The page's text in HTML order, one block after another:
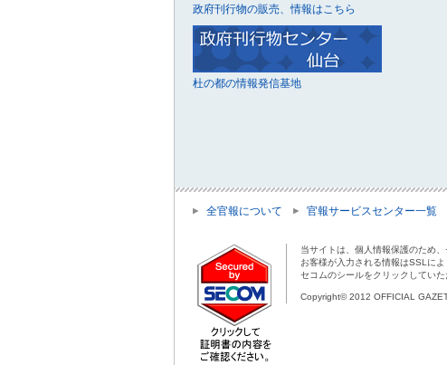
政府刊行物の販売、情報はこちら
杜の都の情報発信基地
全官報について 官報サービスセンター一覧
当サイトは、個人情報保護のため
お客様が入力される情報はSSLに
セコムのシールをクリックしてい
Copyright© 2012 OFFICIAL